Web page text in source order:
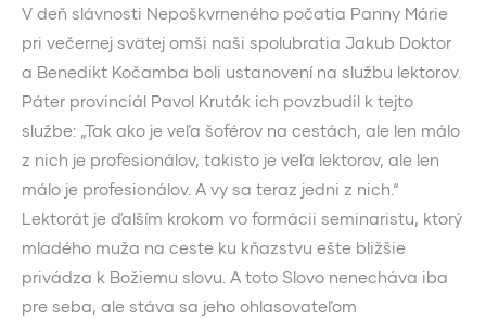
V deň slávnosti Nepoškvrneného počatia Panny Márie
pri večernej svätej omši naši spolubratia Jakub Doktor
a Benedikt Kočamba boli ustanovení na službu lektorov.
Páter provinciál Pavol Kruták ich povzbudil k tejto
službe: „Tak ako je veľa šoférov na cestách, ale len málo
z nich je profesionálov, takisto je veľa lektorov, ale len
málo je profesionálov. A vy sa teraz jedni z nich.“
Lektorát je ďalším krokom vo formácii seminaristu, ktorý
mladého muža na ceste ku kňazstvu ešte bližšie
privádza k Božiemu slovu. A toto Slovo nenecháva iba
pre seba, ale stáva sa jeho ohlasovateľom